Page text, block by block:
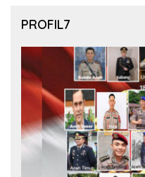
PROFIL7